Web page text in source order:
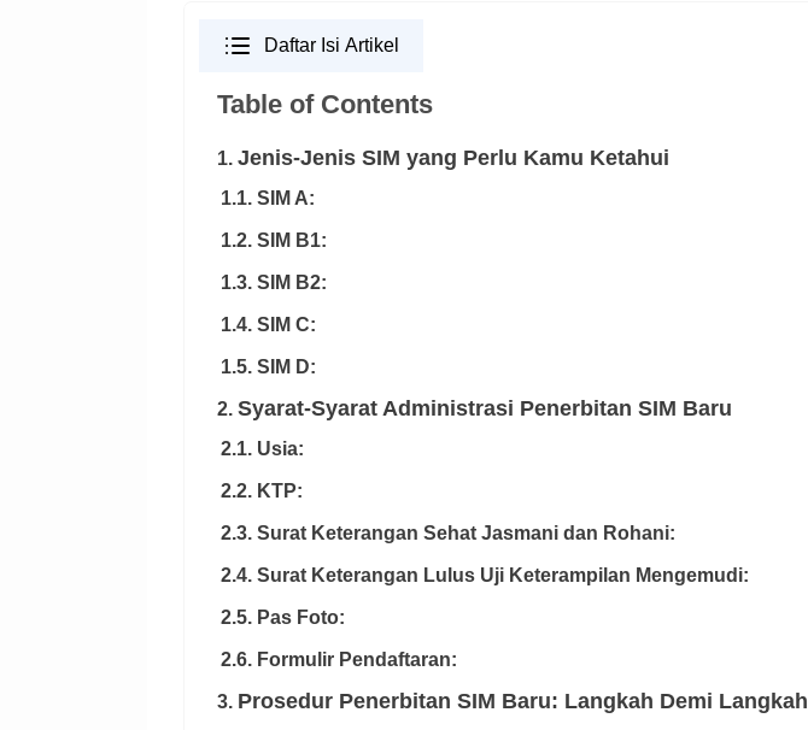
Daftar Isi Artikel
Table of Contents
1. Jenis-Jenis SIM yang Perlu Kamu Ketahui
1.1. SIM A:
1.2. SIM B1:
1.3. SIM B2:
1.4. SIM C:
1.5. SIM D:
2. Syarat-Syarat Administrasi Penerbitan SIM Baru
2.1. Usia:
2.2. KTP:
2.3. Surat Keterangan Sehat Jasmani dan Rohani:
2.4. Surat Keterangan Lulus Uji Keterampilan Mengemudi:
2.5. Pas Foto:
2.6. Formulir Pendaftaran:
3. Prosedur Penerbitan SIM Baru: Langkah Demi Langkah